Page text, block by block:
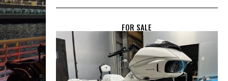
FOR SALE